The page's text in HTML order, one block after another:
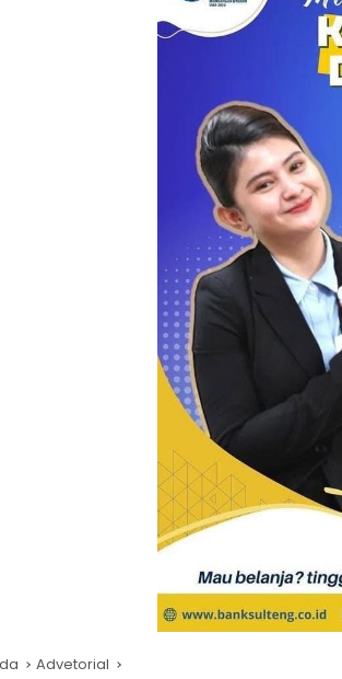
Advetorial